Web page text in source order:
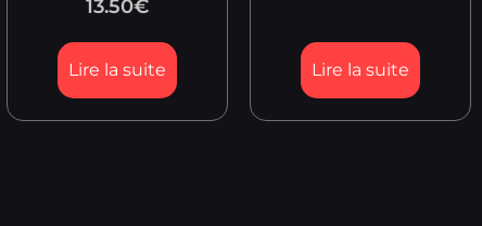
13.50€
Lire la suite Lire la suite